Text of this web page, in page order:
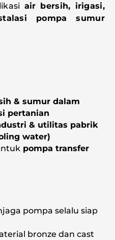
air bersih, irigasi,
pompa sumur
& sumur dalam
pertanian
& utilitas pabrik
water)
pompa transfer
pompa selalu siap
bronze dan cast